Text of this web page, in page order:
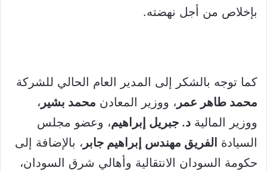
بإخلاص من أجل نهضته.
كما توجه بالشكر إلى المدير العام الحالي للشركة
محمد طاهر عمر ، ووزير المعادن محمد بشير ،
ووزير المالية د. جبريل إبراهيم، وعضو مجلس
السيادة الفريق مهندس إبراهيم جابر ، بالإضافة إلى
حكومة السودان الانتقالية وأهالي شرق السودان،